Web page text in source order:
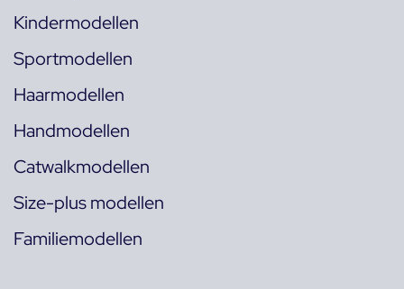
Kindermodellen
Sportmodellen
Haarmodellen
Handmodellen
Catwalkmodellen
Size-plus modellen
Familiemodellen